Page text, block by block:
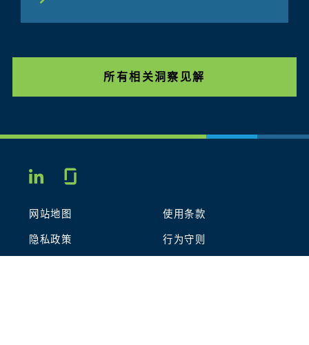
所有相关洞察见解
LINKEDIN
网站地图 使用条款
隐私政策 行为守则